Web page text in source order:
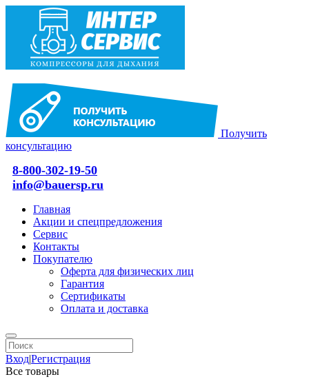
Получить
консультацию
8-800-302-19-50
info@bauersp.ru
Главная
Акции и спецпредложения
Сервис
Контакты
Покупателю
Оферта для физических лиц
Гарантия
Сертификаты
Оплата и доставка
Вход|Регистрация
Все товары